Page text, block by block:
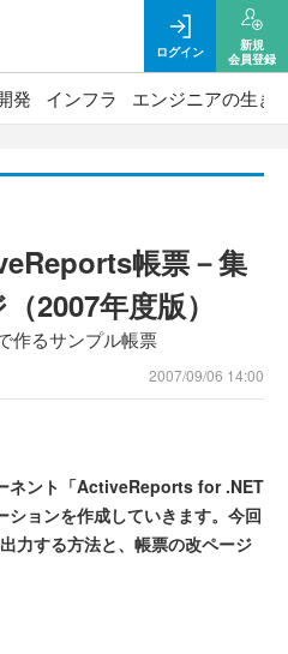
ログイン
新規
会員登録
発 インフラ エンジニアの生き
帳票－集
2007年度版）
作るサンプル帳票
2007/09/06 14:00
ネント「ActiveReports for .NET
ョンを作成していきます。今回
力する方法と、帳票の改ページ